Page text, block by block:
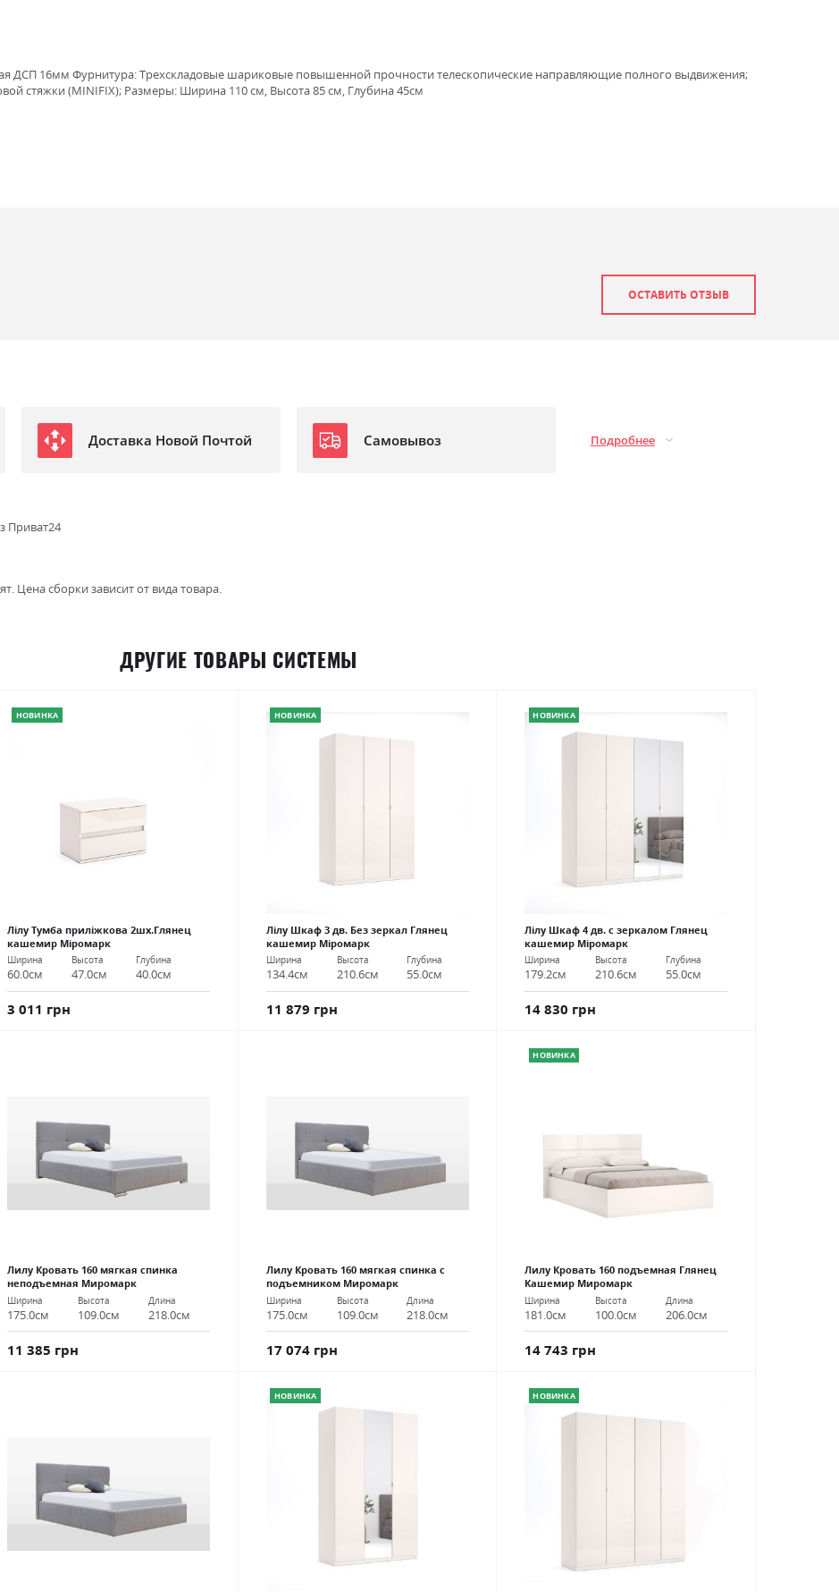
ДСП 16мм Фурнитура: Трехскладовые шариковые повышенной прочности телескопические направляющие полного выдвижения;
стяжки (MINIFIX); Размеры: Ширина 110 см, Высота 85 см, Глубина 45см
ОСТАВИТЬ ОТЗЫВ
Доставка Новой Почтой Самовывоз Подробнее
Приват24
Цена сборки зависит от вида товара.
ДРУГИЕ ТОВАРЫ СИСТЕМЫ
НОВИНКА
Лілу Тумба приліжкова 2шх.Глянец
кашемир Міромарк
Ширина
60.0см
Высота
47.0см
Глубина
40.0см
3 011 грн
НОВИНКА
Лілу Шкаф 3 дв. Без зеркал Глянец
кашемир Міромарк
Ширина
134.4см
Высота
210.6см
Глубина
55.0см
11 879 грн
НОВИНКА
Лілу Шкаф 4 дв. с зеркалом Глянец
кашемир Міромарк
Ширина
179.2см
Высота
210.6см
Глубина
55.0см
14 830 грн
Лилу Кровать 160 мягкая спинка
неподъемная Миромарк
Ширина
175.0см
Высота
109.0см
Длина
218.0см
11 385 грн
Лилу Кровать 160 мягкая спинка с
подъемником Миромарк
Ширина
175.0см
Высота
109.0см
Длина
218.0см
17 074 грн
НОВИНКА
Лилу Кровать 160 подъемная Глянец
Кашемир Миромарк
Ширина
181.0см
Высота
100.0см
Длина
206.0см
14 743 грн
НОВИНКА НОВИНКА